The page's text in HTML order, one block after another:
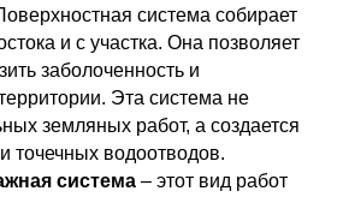
система собирает
и с участка. Она позволяет
заболоченность и
Эта система не
земляных работ, а создается
точечных водоотводов.
система – этот вид работ